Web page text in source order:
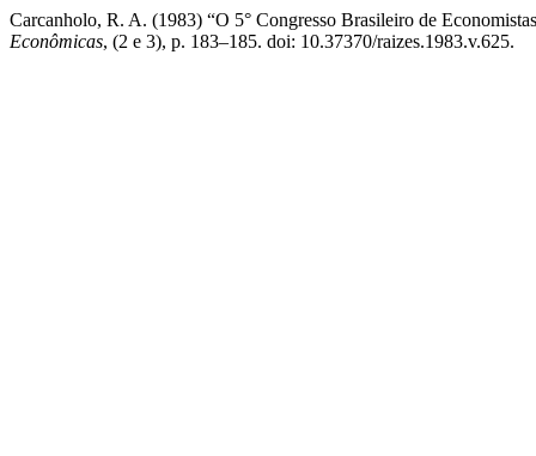
Carcanholo, R. A. (1983) “O 5° Congresso Brasileiro de
Econômicas, (2 e 3), p. 183–185. doi: 10.37370/raizes.1983.v.625.